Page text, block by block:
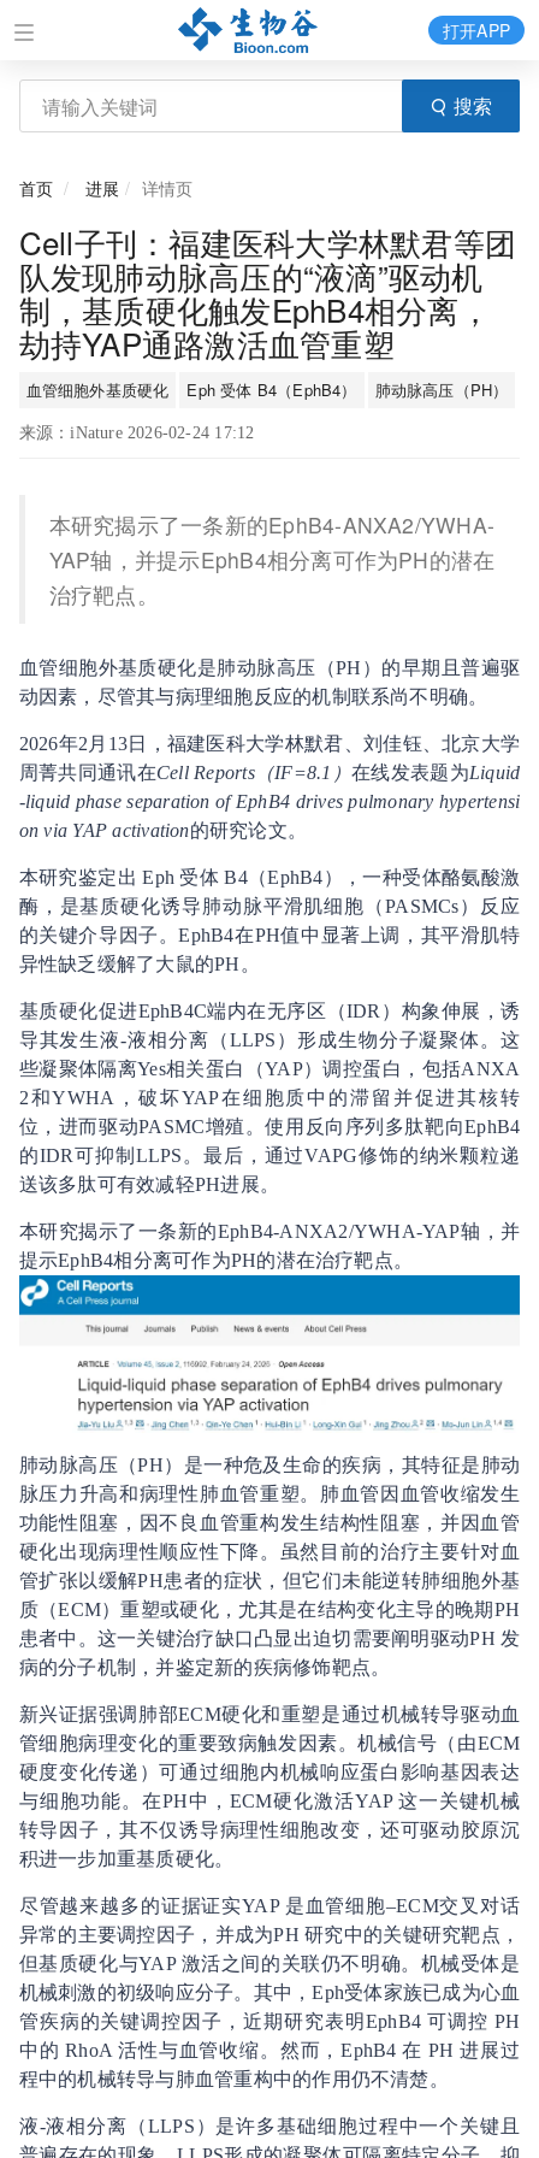
搜索
打开APP
首页 进展 详情页
Cell子刊：福建医科大学林默君等团
队发现肺动脉高压的“液滴”驱动机
制，基质硬化触发EphB4相分离，
劫持YAP通路激活血管重塑
血管细胞外基质硬化 Eph 受体 B4（EphB4） 肺动脉高压（PH）
来源：iNature 2026-02-24 17:12
本研究揭示了一条新的EphB4-ANXA2/YWHA-
YAP轴，并提示EphB4相分离可作为PH的潜在
治疗靶点。
血管细胞外基质硬化是肺动脉高压（PH）的早期且普遍驱
动因素，尽管其与病理细胞反应的机制联系尚不明确。
2026年2月13日，福建医科大学林默君、刘佳钰、北京大学
周菁共同通讯在Cell Reports（IF=8.1） 在线发表题为Liquid
-liquid phase separation of EphB4 drives pulmonary hypertensi
on via YAP activation的研究论文。
本研究鉴定出 Eph 受体 B4（EphB4），一种受体酪氨酸激
酶，是基质硬化诱导肺动脉平滑肌细胞（PASMCs）反应
的关键介导因子。EphB4在PH值中显著上调，其平滑肌特
异性缺乏缓解了大鼠的PH。
基质硬化促进EphB4C端内在无序区（IDR）构象伸展，诱
导其发生液-液相分离（LLPS）形成生物分子凝聚体。这
些凝聚体隔离Yes相关蛋白（YAP）调控蛋白，包括ANXA
2和YWHA，破坏YAP在细胞质中的滞留并促进其核转
位，进而驱动PASMC增殖。使用反向序列多肽靶向EphB4
的IDR可抑制LLPS。最后，通过VAPG修饰的纳米颗粒递
送该多肽可有效减轻PH进展。
本研究揭示了一条新的EphB4-ANXA2/YWHA-YAP轴，并
提示EphB4相分离可作为PH的潜在治疗靶点。
肺动脉高压（PH）是一种危及生命的疾病，其特征是肺动
脉压力升高和病理性肺血管重塑。肺血管因血管收缩发生
功能性阻塞，因不良血管重构发生结构性阻塞，并因血管
硬化出现病理性顺应性下降。虽然目前的治疗主要针对血
管扩张以缓解PH患者的症状，但它们未能逆转肺细胞外基
质（ECM）重塑或硬化，尤其是在结构变化主导的晚期PH
患者中。这一关键治疗缺口凸显出迫切需要阐明驱动PH 发
病的分子机制，并鉴定新的疾病修饰靶点。
新兴证据强调肺部ECM硬化和重塑是通过机械转导驱动血
管细胞病理变化的重要致病触发因素。机械信号（由ECM
硬度变化传递）可通过细胞内机械响应蛋白影响基因表达
与细胞功能。在PH中，ECM硬化激活YAP 这一关键机械
转导因子，其不仅诱导病理性细胞改变，还可驱动胶原沉
积进一步加重基质硬化。
尽管越来越多的证据证实YAP 是血管细胞–ECM交叉对话
异常的主要调控因子，并成为PH 研究中的关键研究靶点，
但基质硬化与YAP 激活之间的关联仍不明确。机械受体是
机械刺激的初级响应分子。其中，Eph受体家族已成为心血
管疾病的关键调控因子，近期研究表明EphB4 可调控 PH
中的 RhoA 活性与血管收缩。然而，EphB4 在 PH 进展过
程中的机械转导与肺血管重构中的作用仍不清楚。
液-液相分离（LLPS）是许多基础细胞过程中一个关键且